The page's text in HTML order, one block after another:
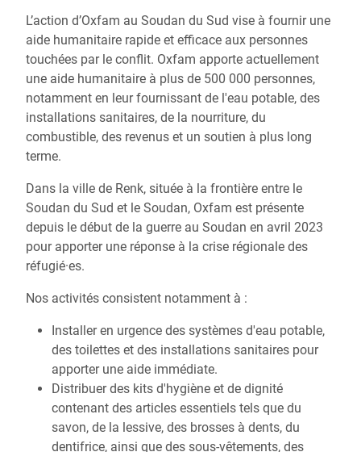
L’action d’Oxfam au Soudan du Sud vise à fournir une
aide humanitaire rapide et efficace aux personnes
touchées par le conflit. Oxfam apporte actuellement
une aide humanitaire à plus de 500 000 personnes,
notamment en leur fournissant de l'eau potable, des
installations sanitaires, de la nourriture, du
combustible, des revenus et un soutien à plus long
terme.
Dans la ville de Renk, située à la frontière entre le
Soudan du Sud et le Soudan, Oxfam est présente
depuis le début de la guerre au Soudan en avril 2023
pour apporter une réponse à la crise régionale des
réfugié·es.
Nos activités consistent notamment à :
Installer en urgence des systèmes d'eau potable,
des toilettes et des installations sanitaires pour
apporter une aide immédiate.
Distribuer des kits d'hygiène et de dignité
contenant des articles essentiels tels que du
savon, de la lessive, des brosses à dents, du
dentifrice, ainsi que des sous-vêtements, des